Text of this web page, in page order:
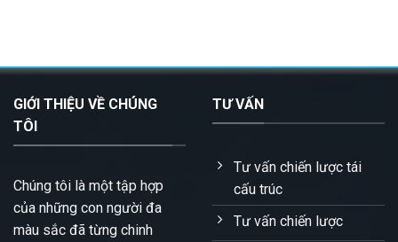
GIỚI THIỆU VỀ CHÚNG
TÔI
Chúng tôi là một tập hợp
của những con người đa
màu sắc đã từng chinh
TƯ VẤN
Tư vấn chiến lược tái
cấu trúc
Tư vấn chiến lược